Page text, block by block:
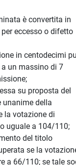
è convertita in
eccesso o difetto
in centodecimi
un massino di 7
su proposta del
unanime della
la votazione di
uguale a 104/110;
del titolo
se la
a 66/110; se tale